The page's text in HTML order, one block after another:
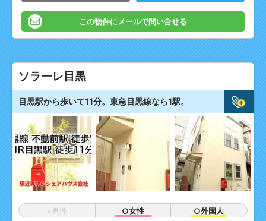
この物件にメールで問い合せる
ソラーレ目黒
目黒駅から歩いて11分。東急目黒線なら1駅。
×男性 ○女性 ○外国人